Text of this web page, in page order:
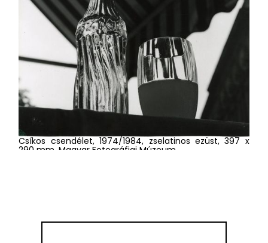
Jó reggelt, napsütés!, 1958/1984, zselatinos ezüst, 374 x
275 mm, Magyar Fotográfiai Múzeum
Csíkos csendélet, 1974/1984, zselatinos ezüst, 397 x
290 mm, Magyar Fotográfiai Múzeum